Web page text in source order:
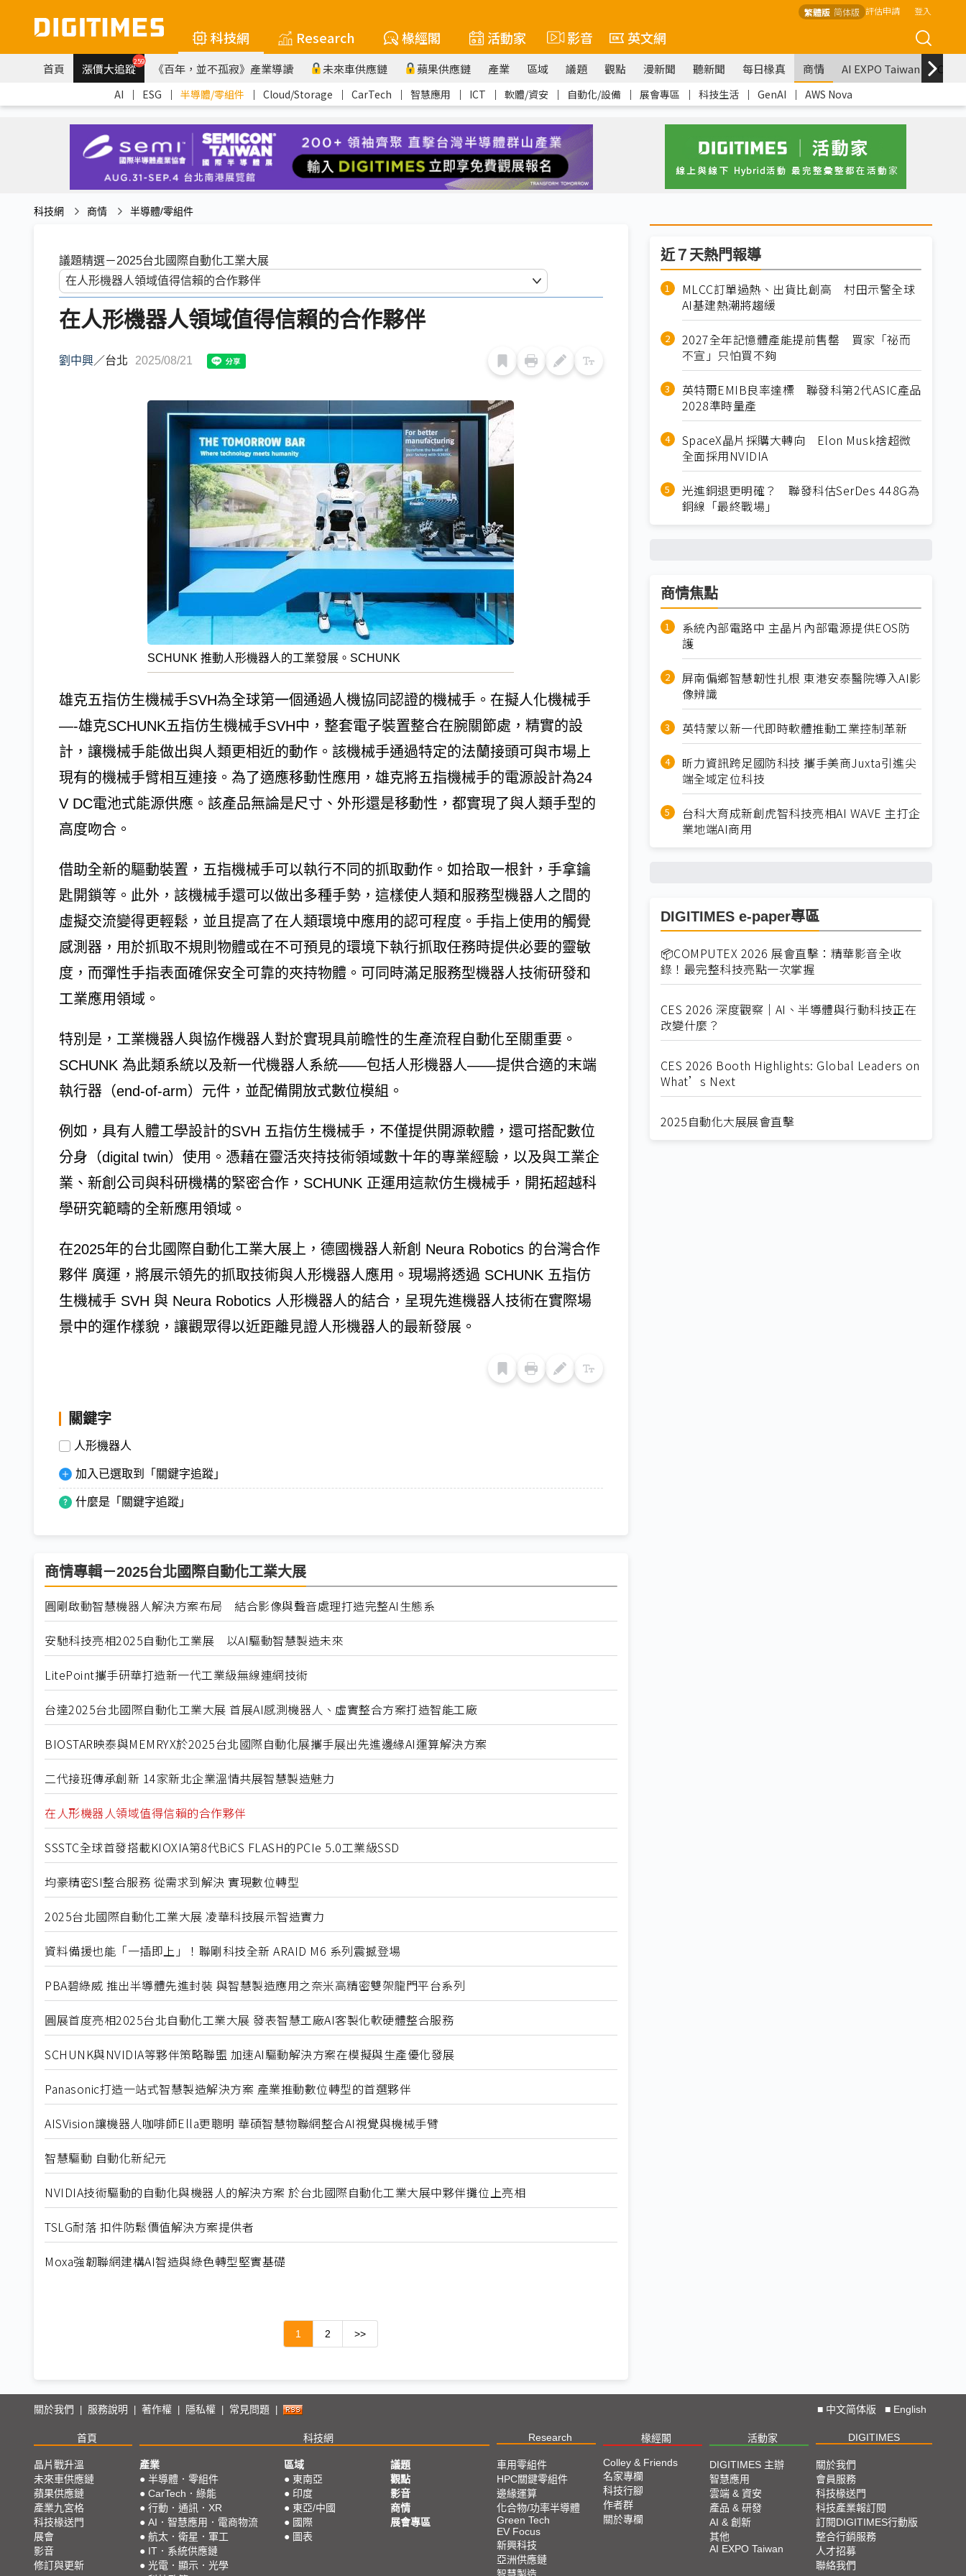
繁體版 简体版 評估申請 登入
科技網 Research 椽經閣 活動家 影音 英文網
首頁 漲價大追蹤259 《百年，並不孤寂》產業導讀 未來車供應鏈 蘋果供應鏈 產業 區域 議題 觀點 漫新聞 聽新聞 每日椽真 商情 AI EXPO Taiwan
AI ｜ ESG ｜ 半導體/零組件 ｜ Cloud/Storage ｜ CarTech ｜ 智慧應用 ｜ ICT ｜ 軟體/資安 ｜ 自動化/設備 ｜ 展會專區 ｜ 科技生活 ｜ GenAI ｜ AWS Nova
科技網 商情 半導體/零組件
議題精選－2025台北國際自動化工業大展
在人形機器人領域值得信賴的合作夥伴
劉中興／台北 2025/08/21
SCHUNK 推動人形機器人的工業發展。SCHUNK
雄克五指仿生機械手SVH為全球第一個通過人機協同認證的機械手。在擬人化機械手
—-雄克SCHUNK五指仿生機械手SVH中，整套電子裝置整合在腕關節處，精實的設
計，讓機械手能做出與人類更相近的動作。該機械手通過特定的法蘭接頭可與市場上
現有的機械手臂相互連接。為了適應移動性應用，雄克將五指機械手的電源設計為24
V DC電池式能源供應。該產品無論是尺寸、外形還是移動性，都實現了與人類手型的
高度吻合。
借助全新的驅動裝置，五指機械手可以執行不同的抓取動作。如拾取一根針，手拿鑰
匙開鎖等。此外，該機械手還可以做出多種手勢，這樣使人類和服務型機器人之間的
虛擬交流變得更輕鬆，並且提高了在人類環境中應用的認可程度。手指上使用的觸覺
感測器，用於抓取不規則物體或在不可預見的環境下執行抓取任務時提供必要的靈敏
度，而彈性手指表面確保安全可靠的夾持物體。可同時滿足服務型機器人技術研發和
工業應用領域。
特別是，工業機器人與協作機器人對於實現具前瞻性的生產流程自動化至關重要。
SCHUNK 為此類系統以及新一代機器人系統——包括人形機器人——提供合適的末端
執行器（end-of-arm）元件，並配備開放式數位模組。
例如，具有人體工學設計的SVH 五指仿生機械手，不僅提供開源軟體，還可搭配數位
分身（digital twin）使用。憑藉在靈活夾持技術領域數十年的專業經驗，以及與工業企
業、新創公司與科研機構的緊密合作，SCHUNK 正運用這款仿生機械手，開拓超越科
學研究範疇的全新應用領域。
在2025年的台北國際自動化工業大展上，德國機器人新創 Neura Robotics 的台灣合作
夥伴 廣運，將展示領先的抓取技術與人形機器人應用。現場將透過 SCHUNK 五指仿
生機械手 SVH 與 Neura Robotics 人形機器人的結合，呈現先進機器人技術在實際場
景中的運作樣貌，讓觀眾得以近距離見證人形機器人的最新發展。
關鍵字
人形機器人
加入已選取到「關鍵字追蹤」
什麼是「關鍵字追蹤」
商情專輯－2025台北國際自動化工業大展
圓剛啟動智慧機器人解決方案布局 結合影像與聲音處理打造完整AI生態系
安馳科技亮相2025自動化工業展 以AI驅動智慧製造未來
LitePoint攜手研華打造新一代工業級無線連網技術
台達2025台北國際自動化工業大展 首展AI感測機器人、虛實整合方案打造智能工廠
BIOSTAR映泰與MEMRYX於2025台北國際自動化展攜手展出先進邊緣AI運算解決方案
二代接班傳承創新 14家新北企業溫情共展智慧製造魅力
在人形機器人領域值得信賴的合作夥伴
SSSTC全球首發搭載KIOXIA第8代BiCS FLASH的PCIe 5.0工業級SSD
均豪精密SI整合服務 從需求到解決 實現數位轉型
2025台北國際自動化工業大展 凌華科技展示智造實力
資料備援也能「一插即上」！聯剛科技全新 ARAID M6 系列震撼登場
PBA碧綠威 推出半導體先進封裝 與智慧製造應用之奈米高精密雙架龍門平台系列
圓展首度亮相2025台北自動化工業大展 發表智慧工廠AI客製化軟硬體整合服務
SCHUNK與NVIDIA等夥伴策略聯盟 加速AI驅動解決方案在模擬與生產優化發展
Panasonic打造一站式智慧製造解決方案 產業推動數位轉型的首選夥伴
AISVision讓機器人咖啡師Ella更聰明 華碩智慧物聯網整合AI視覺與機械手臂
智慧驅動 自動化新紀元
NVIDIA技術驅動的自動化與機器人的解決方案 於台北國際自動化工業大展中夥伴攤位上亮相
TSLG耐落 扣件防鬆價值解決方案提供者
Moxa強韌聯網建構AI智造與綠色轉型堅實基礎
1 2 >>
近７天熱門報導
MLCC訂單過熱、出貨比創高 村田示警全球
AI基建熱潮將趨緩
2027全年記憶體產能提前售罄 買家「祕而
不宣」只怕買不夠
英特爾EMIB良率達標 聯發科第2代ASIC產品
2028準時量產
SpaceX晶片採購大轉向 Elon Musk捨超微
全面採用NVIDIA
光進銅退更明確？ 聯發科估SerDes 448G為
銅線「最終戰場」
商情焦點
系統內部電路中 主晶片內部電源提供EOS防
護
屏南偏鄉智慧韌性扎根 東港安泰醫院導入AI影
像辨識
英特蒙以新一代即時軟體推動工業控制革新
昕力資訊跨足國防科技 攜手美商Juxta引進尖
端全域定位科技
台科大育成新創虎智科技亮相AI WAVE 主打企
業地端AI商用
DIGITIMES e-paper專區
📦COMPUTEX 2026 展會直擊：精華影音全收
錄！最完整科技亮點一次掌握
CES 2026 深度觀察｜AI、半導體與行動科技正在
改變什麼？
CES 2026 Booth Highlights: Global Leaders on
What’s Next
2025自動化大展展會直擊
關於我們 服務說明 著作權 隱私權 常見問題 ■ 中文简体版 ■ English
首頁 科技網 Research 椽經閣 活動家 DIGITIMES
晶片戰升溫
未來車供應鏈
蘋果供應鏈
產業九宮格
科技椽送門
展會
影音
修訂與更新
產業
● 半導體．零組件
● CarTech．綠能
● 行動．通訊．XR
● AI．智慧應用．電商物流
● 航太．衛星．軍工
● IT．系統供應鏈
● 光電．顯示．光學
區域
● 東南亞
● 印度
● 東亞/中國
● 國際
● 圖表
議題
觀點
影音
商情
展會專區
車用零組件
HPC關鍵零組件
邊緣運算
化合物/功率半導體
Green Tech
EV Focus
新興科技
亞洲供應鏈
Colley & Friends
名家專欄
科技行腳
作者群
關於專欄
DIGITIMES 主辦
智慧應用
雲端 & 資安
產品 & 研發
AI & 創新
其他
AI EXPO Taiwan
關於我們
會員服務
科技椽送門
科技產業報訂閱
訂閱DIGITIMES行動版
整合行銷服務
人才招募
聯絡我們